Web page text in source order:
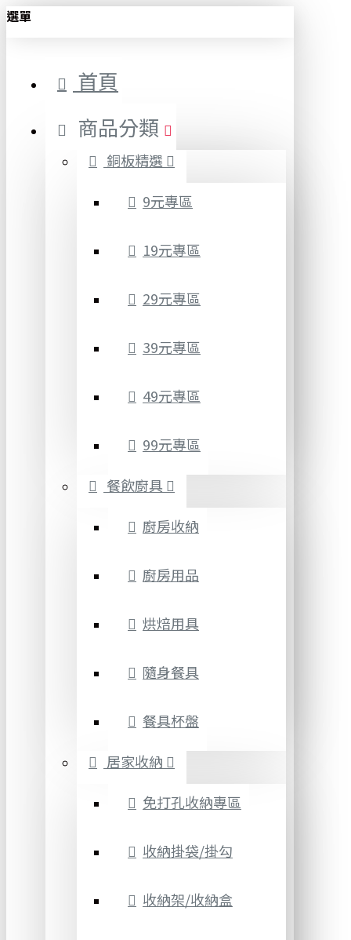
選單
首頁
商品分類
銅板精選
9元專區
19元專區
29元專區
39元專區
49元專區
99元專區
餐飲廚具
廚房收納
廚房用品
烘焙用具
隨身餐具
餐具杯盤
居家收納
免打孔收納專區
收納掛袋/掛勾
收納架/收納盒